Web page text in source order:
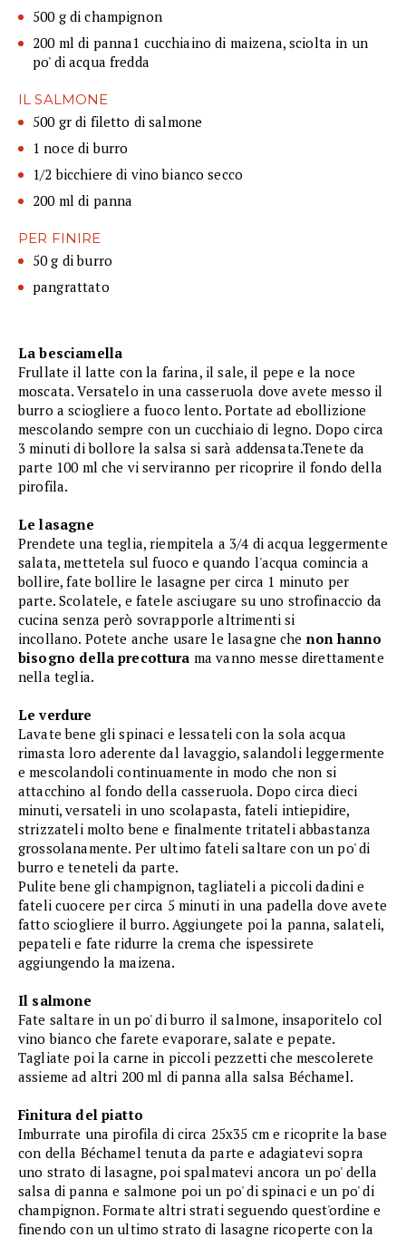
500 g di champignon
200 ml di panna1 cucchiaino di maizena, sciolta in un
po' di acqua fredda
IL SALMONE
500 gr di filetto di salmone
1 noce di burro
1/2 bicchiere di vino bianco secco
200 ml di panna
PER FINIRE
50 g di burro
pangrattato
La besciamella
Frullate il latte con la farina, il sale, il pepe e la noce
moscata. Versatelo in una casseruola dove avete messo il
burro a sciogliere a fuoco lento. Portate ad ebollizione
mescolando sempre con un cucchiaio di legno. Dopo circa
3 minuti di bollore la salsa si sarà addensata.Tenete da
parte 100 ml che vi serviranno per ricoprire il fondo della
pirofila.
Le lasagne
Prendete una teglia, riempitela a 3/4 di acqua leggermente
salata, mettetela sul fuoco e quando l'acqua comincia a
bollire, fate bollire le lasagne per circa 1 minuto per
parte. Scolatele, e fatele asciugare su uno strofinaccio da
cucina senza però sovrapporle altrimenti si
incollano. Potete anche usare le lasagne che non hanno
bisogno della precottura ma vanno messe direttamente
nella teglia.
Le verdure
Lavate bene gli spinaci e lessateli con la sola acqua
rimasta loro aderente dal lavaggio, salandoli leggermente
e mescolandoli continuamente in modo che non si
attacchino al fondo della casseruola. Dopo circa dieci
minuti, versateli in uno scolapasta, fateli intiepidire,
strizzateli molto bene e finalmente tritateli abbastanza
grossolanamente. Per ultimo fateli saltare con un po' di
burro e teneteli da parte.
Pulite bene gli champignon, tagliateli a piccoli dadini e
fateli cuocere per circa 5 minuti in una padella dove avete
fatto sciogliere il burro. Aggiungete poi la panna, salateli,
pepateli e fate ridurre la crema che ispessirete
aggiungendo la maizena.
Il salmone
Fate saltare in un po' di burro il salmone, insaporitelo col
vino bianco che farete evaporare, salate e pepate.
Tagliate poi la carne in piccoli pezzetti che mescolerete
assieme ad altri 200 ml di panna alla salsa Béchamel.
Finitura del piatto
Imburrate una pirofila di circa 25x35 cm e ricoprite la base
con della Béchamel tenuta da parte e adagiatevi sopra
uno strato di lasagne, poi spalmatevi ancora un po' della
salsa di panna e salmone poi un po' di spinaci e un po' di
champignon. Formate altri strati seguendo quest'ordine e
finendo con un ultimo strato di lasagne ricoperte con la